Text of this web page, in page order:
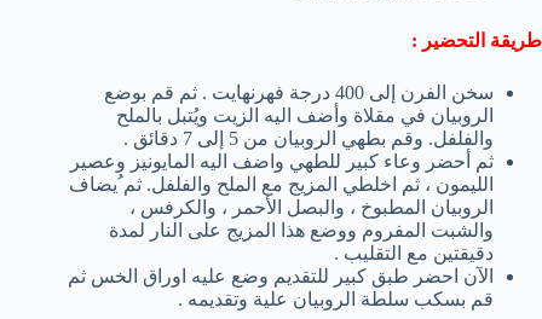
طريقة التحضير :
سخن الفرن إلى 400 درجة فهرنهايت . ثم قم بوضع
الروبيان في مقلاة وأضف اليه الزيت ويُتبل بالملح
والفلفل. وقم بطهي الروبيان من 5 إلى 7 دقائق .
ثم أحضر وعاء كبير للطهي واضف اليه المايونيز وعصير
الليمون ، ثم اخلطي المزيج مع الملح والفلفل. ثم ُيضاف
الروبيان المطبوخ ، والبصل الأحمر ، والكرفس ،
والشبت المفروم ووضع هذا المزيج على النار لمدة
دقيقتين مع التقليب .
الآن احضر طبق كبير للتقديم وضع عليه اوراق الخس ثم
قم بسكب سلطة الروبيان علية وتقديمه .